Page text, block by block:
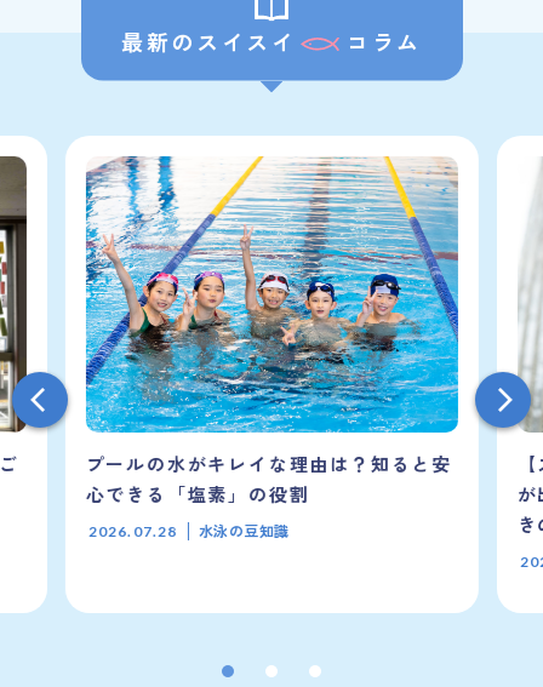
最新のスイスイ コラム
プールの水がキレイな理由は？知ると安
心できる「塩素」の役割
2026.07.28 水泳の豆知識